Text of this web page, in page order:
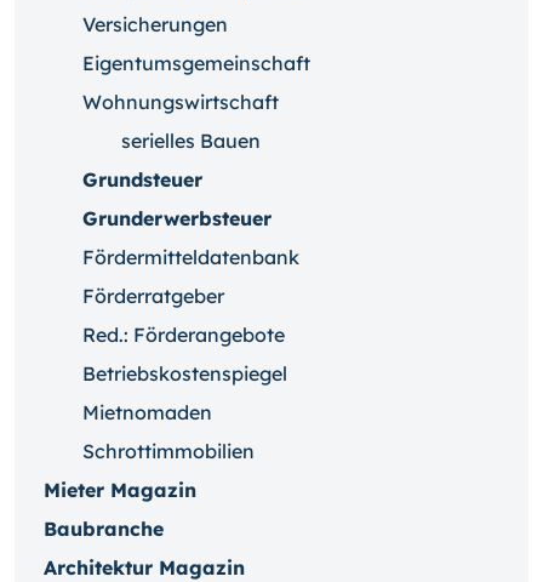
Versicherungen
Eigentumsgemeinschaft
Wohnungswirtschaft
serielles Bauen
Grundsteuer
Grunderwerbsteuer
Fördermitteldatenbank
Förderratgeber
Red.: Förderangebote
Betriebskostenspiegel
Mietnomaden
Schrottimmobilien
Mieter Magazin
Baubranche
Architektur Magazin